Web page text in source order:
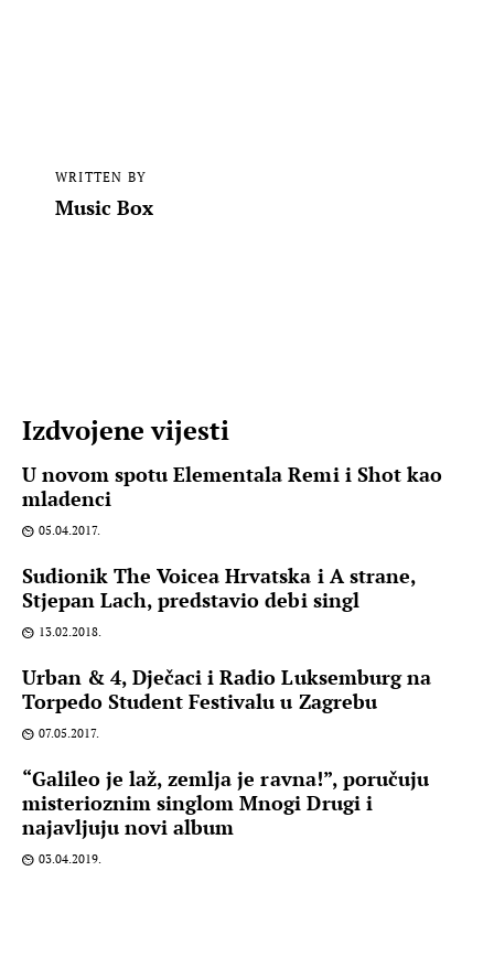
WRITTEN BY
Music Box
Izdvojene vijesti
U novom spotu Elementala Remi i Shot kao
mladenci
05.04.2017.
Sudionik The Voicea Hrvatska i A strane,
Stjepan Lach, predstavio debi singl
13.02.2018.
Urban & 4, Dječaci i Radio Luksemburg na
Torpedo Student Festivalu u Zagrebu
07.05.2017.
“Galileo je laž, zemlja je ravna!”, poručuju
misterioznim singlom Mnogi Drugi i
najavljuju novi album
03.04.2019.